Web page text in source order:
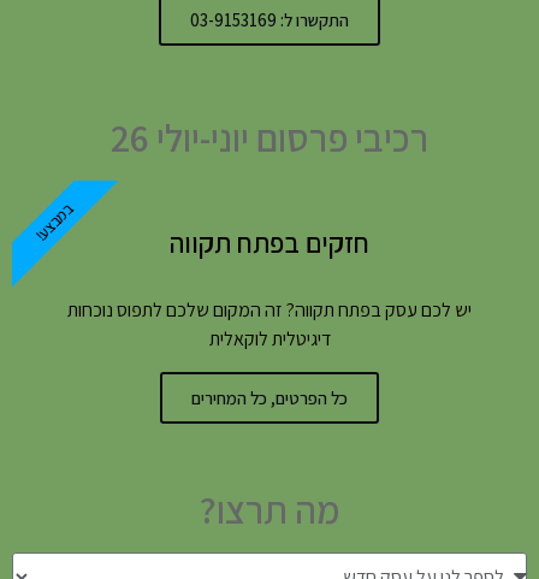
התקשרו ל: 03-9153169
רכיבי פרסום יוני-יולי 26
חזקים בפתח תקווה
יש לכם עסק בפתח תקווה? זה המקום שלכם לתפוס נוכחות
דיגיטלית לוקאלית
כל הפרטים, כל המחירים
במבצע!
מה תרצו?